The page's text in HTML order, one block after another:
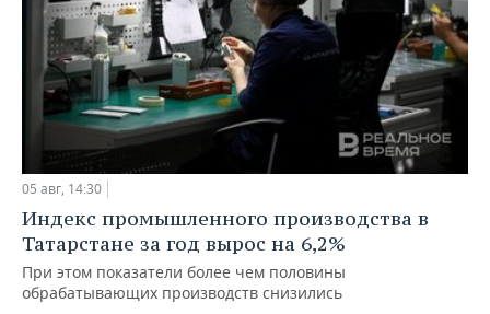
05 авг, 14:30
Индекс промышленного производства в
Татарстане за год вырос на 6,2%
При этом показатели более чем половины
обрабатывающих производств снизились